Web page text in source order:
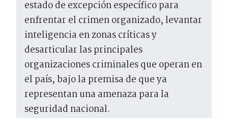
estado de excepción específico para
enfrentar el crimen organizado, levantar
inteligencia en zonas críticas y
desarticular las principales
organizaciones criminales que operan en
el país, bajo la premisa de que ya
representan una amenaza para la
seguridad nacional.